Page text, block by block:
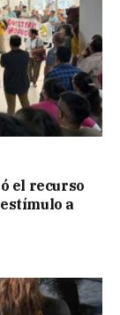
el recurso
a